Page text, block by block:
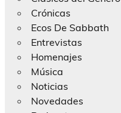
Crónicas
Ecos De Sabbath
Entrevistas
Homenajes
Música
Noticias
Novedades